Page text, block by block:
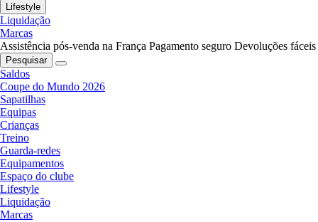
Lifestyle
Liquidação
Marcas
Assistência pós-venda na França Pagamento seguro Devoluções fáceis
Pesquisar
Saldos
Coupe do Mundo 2026
Sapatilhas
Equipas
Crianças
Treino
Guarda-redes
Equipamentos
Espaço do clube
Lifestyle
Liquidação
Marcas